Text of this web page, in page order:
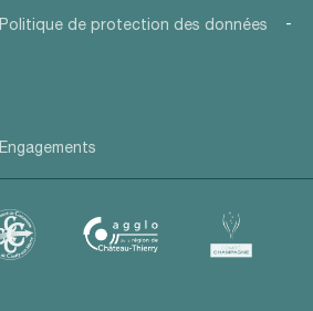
Politique de protection des données -
Engagements